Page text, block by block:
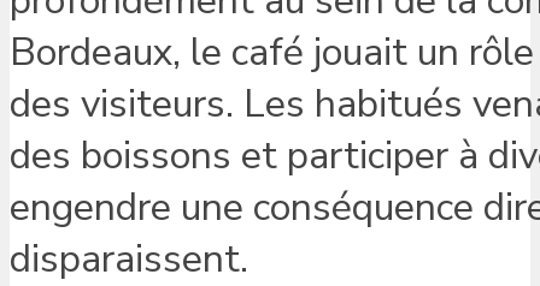
Bordeaux, le café jouait un
des visiteurs. Les habitués
des boissons et participer à
engendre une conséquence
disparaissent.